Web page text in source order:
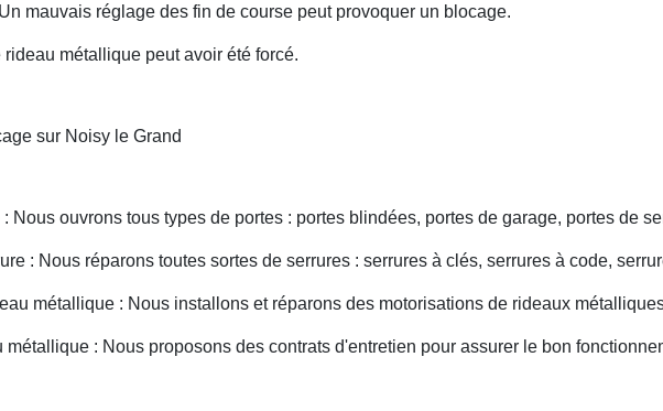
mauvais réglage des fin de course peut provoquer un blocage.
métallique peut avoir été forcé.
sur Noisy le Grand
Nous ouvrons tous types de portes : portes blindées, portes de garage, portes de
: Nous réparons toutes sortes de serrures : serrures à clés, serrures à code,
métallique : Nous installons et réparons des motorisations de rideaux
métallique : Nous proposons des contrats d'entretien pour assurer le bon